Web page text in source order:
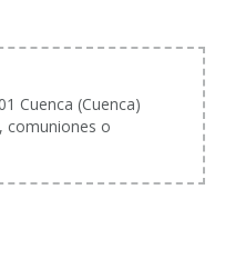
Cuenca (Cuenca)
comuniones o